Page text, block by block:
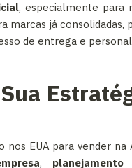
, especialmente para
marcas já consolidadas,
de entrega e
nos EUA para vender na
,